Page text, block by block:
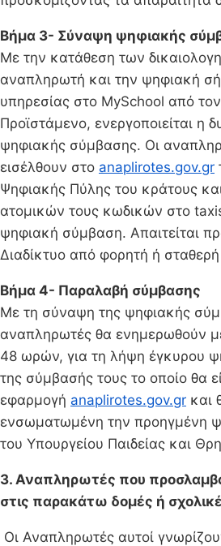
Βήμα 3- Σύναψη ψηφιακής
Με την κατάθεση των
αναπληρωτή και την ψηφιακή
υπηρεσίας στο MySchool από
Προϊστάμενο, ενεργοποιείται η
ψηφιακής σύμβασης. Οι
εισέλθουν στο anaplirotes.gov.gr
Ψηφιακής Πύλης του κράτους
ατομικών τους κωδικών στο
ψηφιακή σύμβαση. Απαιτείται
Διαδίκτυο από φορητή ή
Βήμα 4- Παραλαβή σύμβασης
Με τη σύναψη της ψηφιακής
αναπληρωτές θα ενημερωθούν
48 ωρών, για τη λήψη έγκυρου
της σύμβασής τους το οποίο θα
εφαρμογή anaplirotes.gov.gr και
ενσωματωμένη την προηγμένη
του Υπουργείου Παιδείας και
3. Αναπληρωτές που
στις παρακάτω δομές ή
Οι Αναπληρωτές αυτοί